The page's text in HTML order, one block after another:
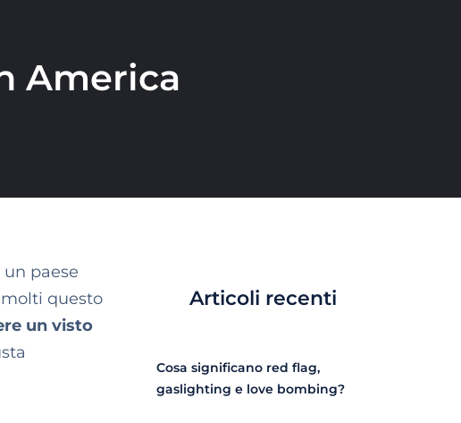
America
paese
questo
un visto
Articoli recenti
Cosa significano red flag,
gaslighting e love bombing?